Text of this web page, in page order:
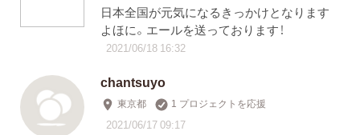
日本全国が元気になるきっかけとなります
よほに。エールを送っております！
2021/06/18 16:32
chantsuyo
東京都 1 プロジェクトを応援
2021/06/17 09:17